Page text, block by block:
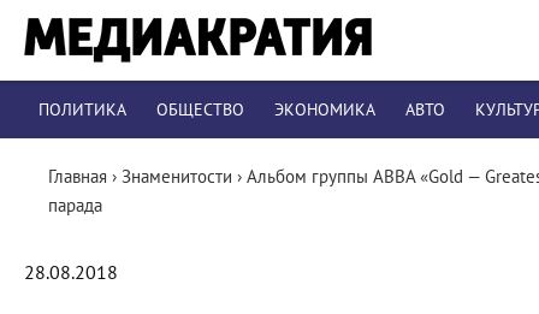
ПОЛИТИКА ОБЩЕСТВО ЭКОНОМИКА АВТО
Главная › Знаменитости › Альбом группы ABBA «Gold —
парада
28.08.2018